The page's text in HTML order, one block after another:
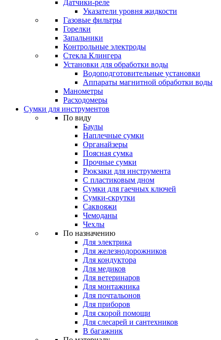
Датчики-реле
Указатели уровня жидкости
Газовые фильтры
Горелки
Запальники
Контрольные электроды
Стекла Клингера
Установки для обработки воды
Водоподготовительные установки
Аппараты магнитной обработки воды
Манометры
Расходомеры
Сумки для инструментов
По виду
Баулы
Наплечные сумки
Органайзеры
Поясная сумка
Прочные сумки
Рюкзаки для инструмента
С пластиковым дном
Сумки для гаечных ключей
Сумки-скрутки
Саквояжи
Чемоданы
Чехлы
По назначению
Для электрика
Для железнодорожников
Для кондуктора
Для медиков
Для ветеринаров
Для монтажника
Для почтальонов
Для приборов
Для скорой помощи
Для слесарей и сантехников
В багажник